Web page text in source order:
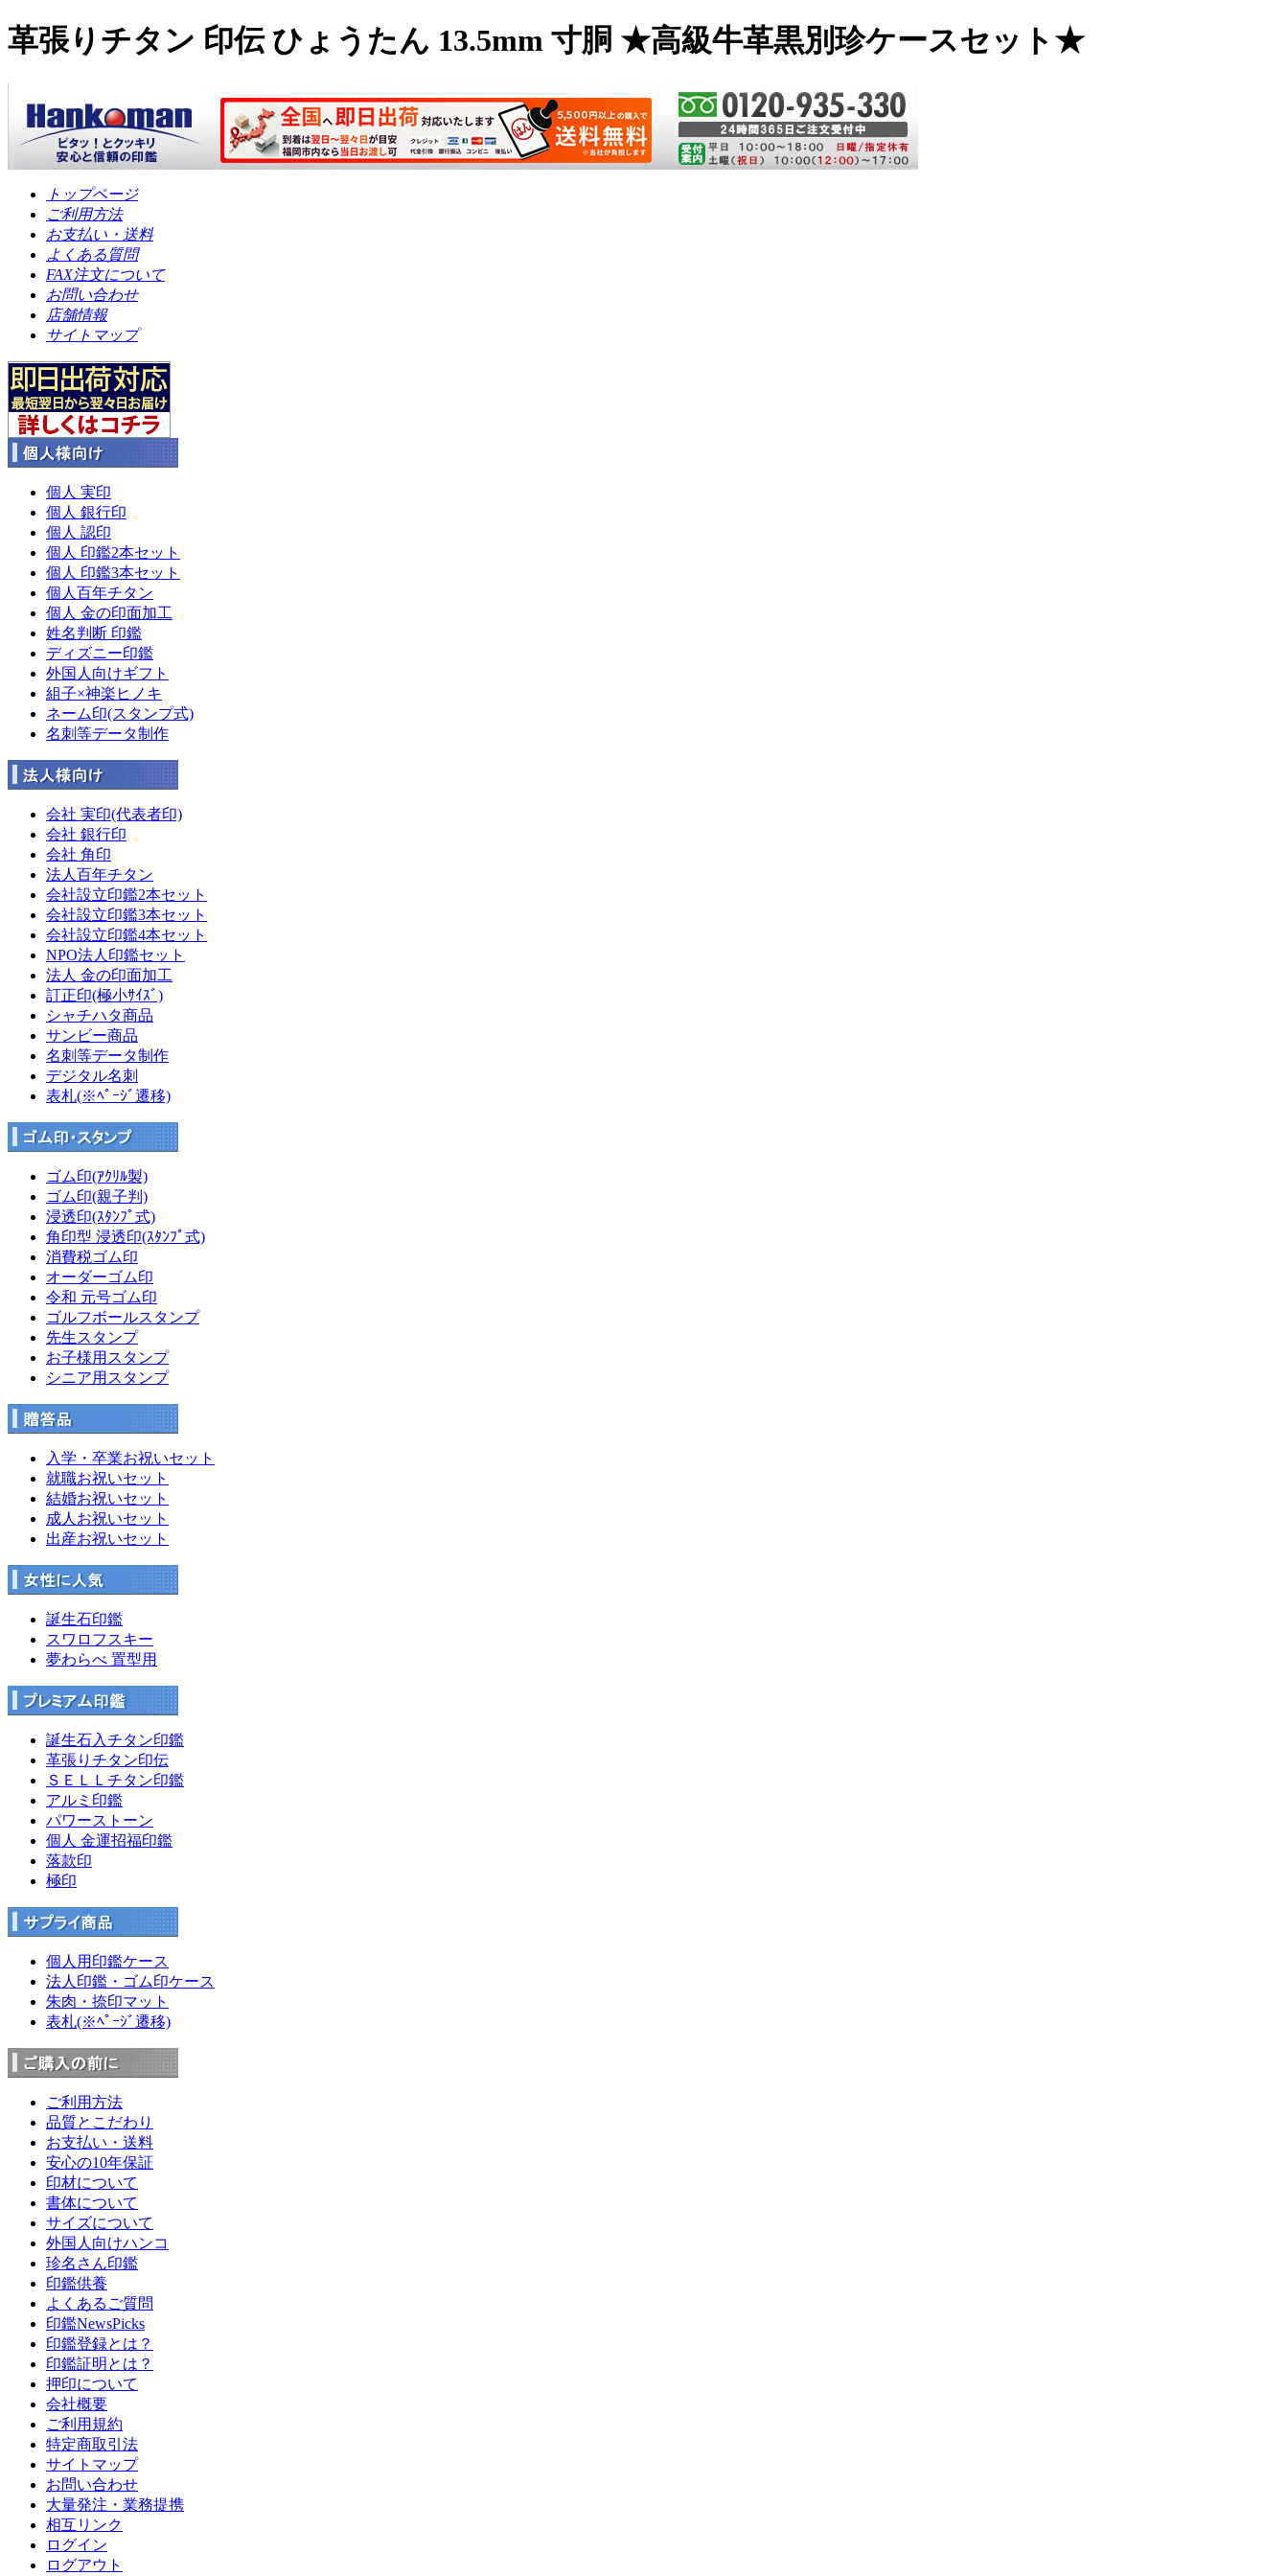
革張りチタン 印伝 ひょうたん 13.5mm 寸胴 ★高級牛革黒別珍ケースセット★
トップページ
ご利用方法
お支払い・送料
よくある質問
FAX注文について
お問い合わせ
店舗情報
サイトマップ
個人 実印
個人 銀行印
個人 認印
個人 印鑑2本セット
個人 印鑑3本セット
個人百年チタン
個人 金の印面加工
姓名判断 印鑑
ディズニー印鑑
外国人向けギフト
組子×神楽ヒノキ
ネーム印(スタンプ式)
名刺等データ制作
会社 実印(代表者印)
会社 銀行印
会社 角印
法人百年チタン
会社設立印鑑2本セット
会社設立印鑑3本セット
会社設立印鑑4本セット
NPO法人印鑑セット
法人 金の印面加工
訂正印(極小ｻｲｽﾞ)
シャチハタ商品
サンビー商品
名刺等データ制作
デジタル名刺
表札(※ﾍﾟｰｼﾞ遷移)
ゴム印(ｱｸﾘﾙ製)
ゴム印(親子判)
浸透印(ｽﾀﾝﾌﾟ式)
角印型 浸透印(ｽﾀﾝﾌﾟ式)
消費税ゴム印
オーダーゴム印
令和 元号ゴム印
ゴルフボールスタンプ
先生スタンプ
お子様用スタンプ
シニア用スタンプ
入学・卒業お祝いセット
就職お祝いセット
結婚お祝いセット
成人お祝いセット
出産お祝いセット
誕生石印鑑
スワロフスキー
夢わらべ 置型用
誕生石入チタン印鑑
革張りチタン印伝
ＳＥＬＬチタン印鑑
アルミ印鑑
パワーストーン
個人 金運招福印鑑
落款印
極印
個人用印鑑ケース
法人印鑑・ゴム印ケース
朱肉・捺印マット
表札(※ﾍﾟｰｼﾞ遷移)
ご利用方法
品質とこだわり
お支払い・送料
安心の10年保証
印材について
書体について
サイズについて
外国人向けハンコ
珍名さん印鑑
印鑑供養
よくあるご質問
印鑑NewsPicks
印鑑登録とは？
印鑑証明とは？
押印について
会社概要
ご利用規約
特定商取引法
サイトマップ
お問い合わせ
大量発注・業務提携
相互リンク
ログイン
ログアウト